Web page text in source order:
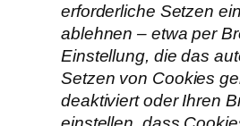
erforderliche Setzen
ablehnen – etwa per
Einstellung, die das
Setzen von Cookies
deaktiviert oder Ihren